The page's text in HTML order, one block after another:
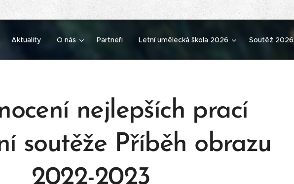
Aktuality O nás Partneři Letní umělecká škola 2026 Soutěž 2026
nejlepších prací
soutěže Příběh obrazu
2022-2023